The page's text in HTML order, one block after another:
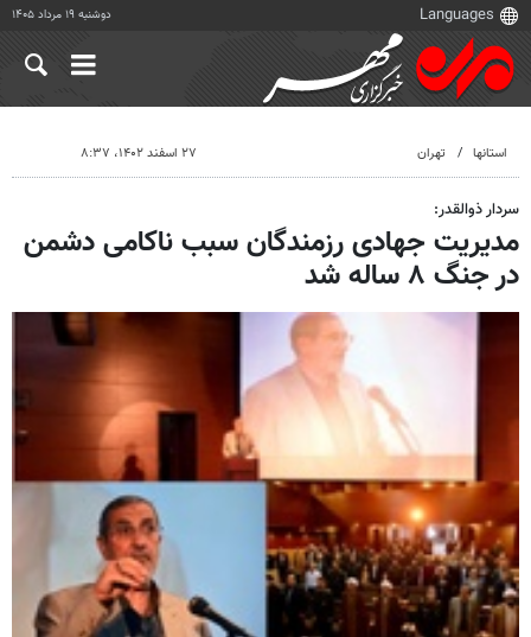
دوشنبه ۱۹ مرداد ۱۴۰۵
استانها تهران ۲۷ اسفند ۱۴۰۲، ۸:۳۷
سردار ذوالقدر:
مدیریت جهادی رزمندگان سبب ناکامی دشمن
در جنگ ۸ ساله شد